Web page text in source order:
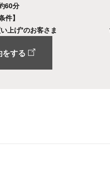
60分
件】
上げ*のお客さま
をする